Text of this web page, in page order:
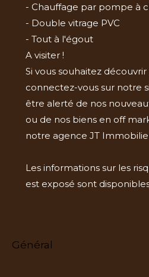
- Chauffage par pompe à
- Double vitrage PVC
- Tout à l'égout
A visiter !
Si vous souhaitez
connectez-vous sur notre
être alerté de nos
ou de nos biens en off
notre agence JT
Les informations sur les
est exposé sont
général